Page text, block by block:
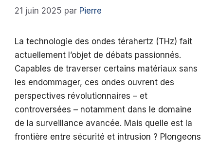
21 juin 2025 par Pierre
La technologie des ondes térahertz (THz) fait
actuellement l’objet de débats passionnés.
Capables de traverser certains matériaux sans
les endommager, ces ondes ouvrent des
perspectives révolutionnaires – et
controversées – notamment dans le domaine
de la surveillance avancée. Mais quelle est la
frontière entre sécurité et intrusion ? Plongeons